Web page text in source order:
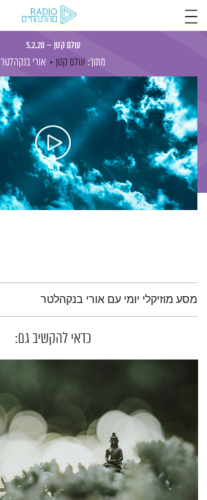
עולם קטן – 5.2.20
מתוך: עולם קטן אורי בנקהלטר
תמצית הפודקאסט
מסע מוזיקלי יומי עם אורי בנקהלטר
כדאי להקשיב גם: